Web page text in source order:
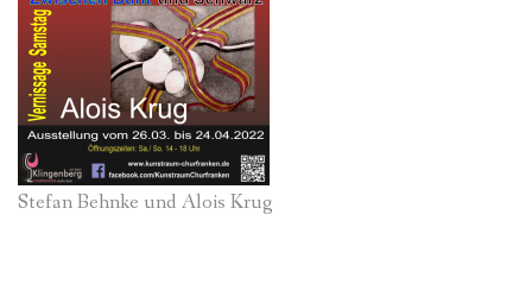
Stefan Behnke und Alois Krug